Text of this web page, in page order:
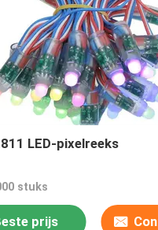
LED-pixelreeks
stuks
prijs